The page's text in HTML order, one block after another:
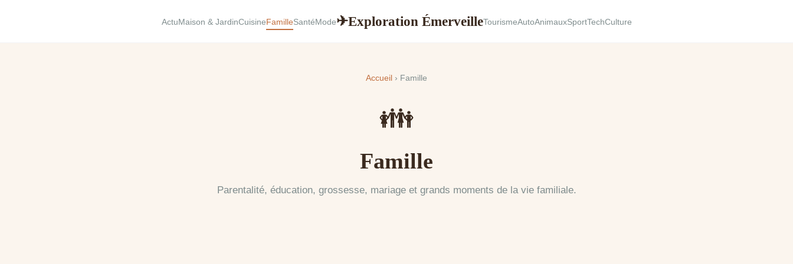
ActuMaison & JardinCuisineFamilleSantéMode✈Exploration ÉmerveilleTourismeAutoAnimauxSportTechCulture
Accueil › Famille
👪
Famille
Parentalité, éducation, grossesse, mariage et grands moments de la vie familiale.